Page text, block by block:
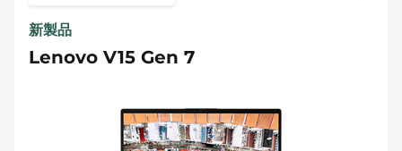
新製品
Lenovo V15 Gen 7